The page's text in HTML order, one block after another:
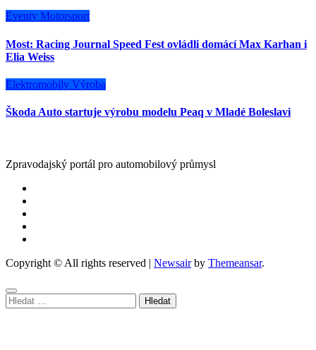
Eventy Motorsport
Most: Racing Journal Speed Fest ovládli domácí Max Karhan i
Elia Weiss
Elektromobily Výroba
Škoda Auto startuje výrobu modelu Peaq v Mladé Boleslavi
Zpravodajský portál pro automobilový průmysl
Copyright © All rights reserved | Newsairby Themeansar.
Vyhledávání